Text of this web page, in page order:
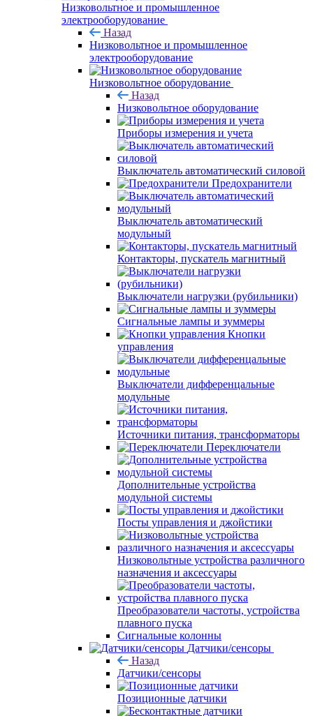
Низковольтное и промышленное
электрооборудование
Назад
Низковольтное и промышленное
электрооборудование
Низковольтное оборудование
Назад
Низковольтное оборудование
Приборы измерения и учета
Выключатель автоматический силовой
Предохранители
Выключатель автоматический
модульный
Контакторы, пускатель магнитный
Выключатели нагрузки (рубильники)
Сигнальные лампы и зуммеры
Кнопки
управления
Выключатели дифференцальные
модульные
Источники питания, трансформаторы
Переключатели
Дополнительные устройства
модульной системы
Посты управления и джойстики
Низковольтные устройства различного
назначения и аксессуары
Преобразователи частоты, устройства
плавного пуска
Сигнальные колонны
Датчики/сенсоры
Назад
Датчики/сенсоры
Позиционные датчики